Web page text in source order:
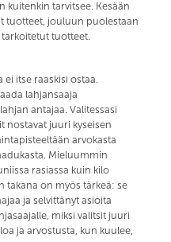
kuitenkin tarvitsee. Kesään
tuotteet, jouluun puolestaan
tuotteet.
ei itse raaskisi ostaa.
lahjansaaja
antajaa. Valitessasi
nostavat juuri kyseisen
arvokasta
Mieluummin
rasiassa kuin kilo
takana on myös tärkeä: se
ja selvittänyt asioita
miksi valitsit juuri
ja arvostusta, kun kuulee,